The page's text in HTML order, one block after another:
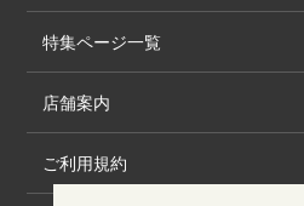
特集ページ一覧
店舗案内
ご利用規約